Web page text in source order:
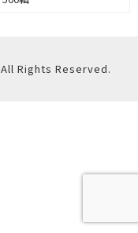
Rights Reserved.